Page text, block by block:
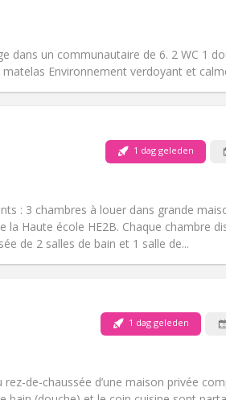
dans un communautaire de 6. 2 WC 1
Environnement verdoyant et
Andere
1 dag geleden
: 3 chambres à louer dans grande
la Haute école HE2B. Chaque chambre
de 2 salles de bain et 1 salle de...
Andere
Sfeer:Rustig
Huisdieren:Nee
1 dag geleden
rez-de-chaussée d’une maison privée
Sfeer:Rustig
Huisdieren:Nee